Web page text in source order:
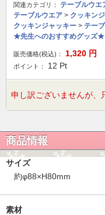
関連カテゴリ： テーブルウエ
テーブルウエア > クッキン
クッキンジャッキー > テー
★先生へのおすすめグッズ★
販売価格(税込)： 1,320 円
ポイント： 12 Pt
申し訳ございませんが、
商品情報
サイズ
約φ88×H80mm
素材